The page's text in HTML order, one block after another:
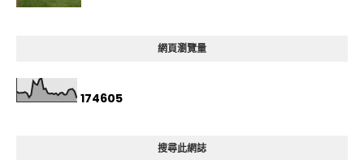
網頁瀏覽量
174605
搜尋此網誌